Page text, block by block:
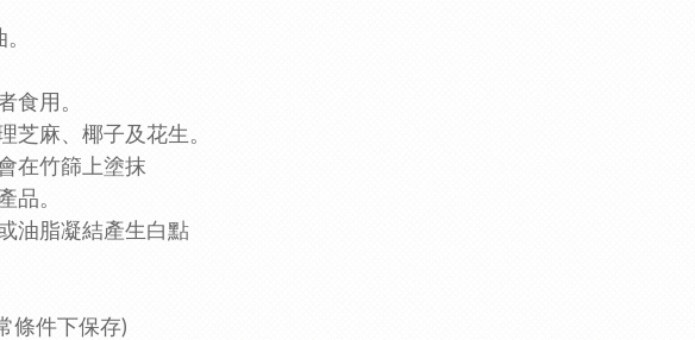
食用。
芝麻、椰子及花生。
在竹篩上塗抹
品。
油脂凝結產生白點
條件下保存)